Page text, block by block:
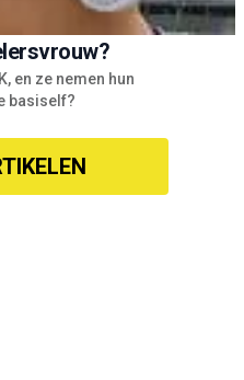
en ze nemen hun
basiself?